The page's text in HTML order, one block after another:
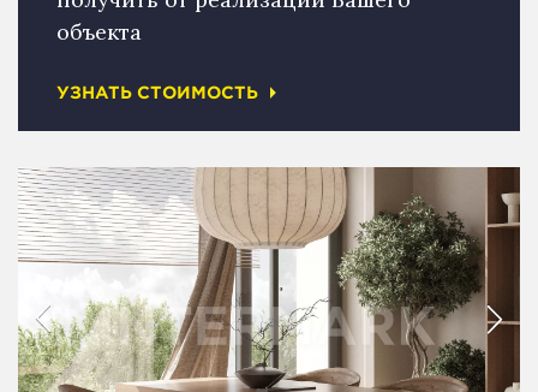
объекта
УЗНАТЬ СТОИМОСТЬ